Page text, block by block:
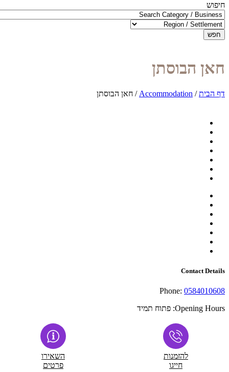
חיפוש
חפש
חאן הבוסתן
דף הבית/
Accommodation
/ חאן הבוסתן
Contact Details
Phone: 0584010608
Opening Hours: פתוח תמיד
להזמנות
חייגו
השאירו
פרטים